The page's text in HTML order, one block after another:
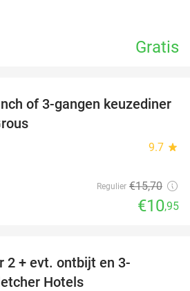
Gratis
30%
of 3-gangen keuzediner
9.7 star
Regulier €15,70
€10,95
2 + evt. ontbijt en 3-
Hotels